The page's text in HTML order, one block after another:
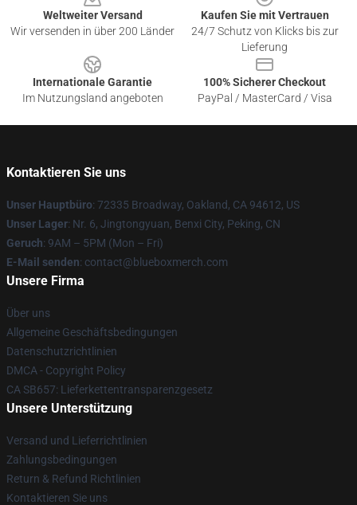
Weltweiter Versand
Wir versenden in über 200 Länder
Kaufen Sie mit Vertrauen
24/7 Schutz von Klicks bis zur
Lieferung
Internationale Garantie
Im Nutzungsland angeboten
100% Sicherer Checkout
PayPal / MasterCard / Visa
Kontaktieren Sie uns
Unser Hauptbüro: 72335 Broadway, Oakland, CA 94612, US
Unser Lager: Nr. 6, Jingtongyuan, Benxi City, Peking, CN
Geruch: 9AM – 5PM (Mon – Fri)
E-Mail senden: contact@blueboxmerch.com
Unsere Firma
Über uns
Allgemeine Geschäftsbedingungen
Datenschutzrichtlinien
DMCA - Copyright Policy
CA SB657: Lieferkettentransparenzgesetz
Unsere Unterstützung
Versand und Lieferrichtlinien
Zahlungsbedingungen
Return & Refund Richtlinien
Kontaktieren Sie uns